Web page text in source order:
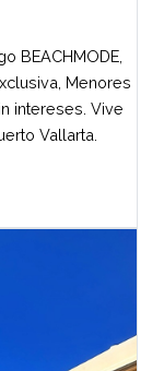
BEACHMODE,
Menores
intereses. Vive
Vallarta.